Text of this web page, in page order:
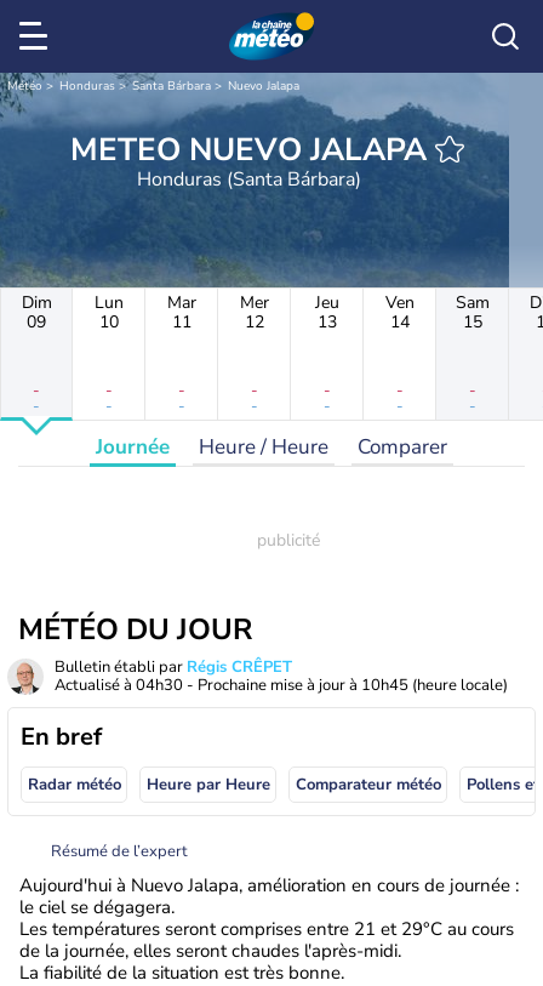
Météo Honduras Santa Bárbara Nuevo Jalapa
METEO NUEVO JALAPA
Honduras (Santa Bárbara)
Dim
09
-
-
Lun
10
-
-
Mar
11
-
-
Mer
12
-
-
Jeu
13
-
-
Ven
14
-
-
Sam
15
-
-
Journée Heure / Heure Comparer
MÉTÉO DU JOUR
Bulletin établi par Régis CRÊPET
Actualisé à 04h30 - Prochaine mise à jour à 10h45 (heure locale)
En bref
Radar météo Heure par Heure Comparateur météo Pollens
Résumé de l’expert
Aujourd'hui à Nuevo Jalapa, amélioration en cours de journée :
le ciel se dégagera.
Les températures seront comprises entre 21 et 29°C au cours
de la journée, elles seront chaudes l'après-midi.
La fiabilité de la situation est très bonne.